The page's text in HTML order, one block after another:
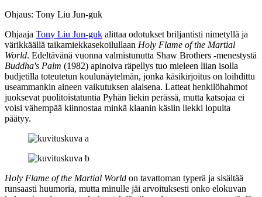
Ohjaus: Tony Liu Jun-guk
Ohjaaja Tony Liu Jun‑guk alittaa odotukset briljantisti nimetyllä ja
värikkäällä taikamiekkasekoilullaan Holy Flame of the Martial
World. Edeltävänä vuonna valmistunutta Shaw Brothers ‑menestystä
Buddha's Palm (1982) apinoiva räpellys tuo mieleen liian isolla
budjetilla toteutetun koulunäytelmän, jonka käsikirjoitus on loihdittu
useammankin aineen vaikutuksen alaisena. Latteat henkilöhahmot
juoksevat puolitoistatuntia Pyhän liekin perässä, mutta katsojaa ei
voisi vähempää kiinnostaa minkä klaanin käsiin liekki lopulta
päätyy.
Holy Flame of the Martial World on tavattoman typerä ja sisältää
runsaasti huumoria, mutta minulle jäi arvoituksesti onko elokuvan